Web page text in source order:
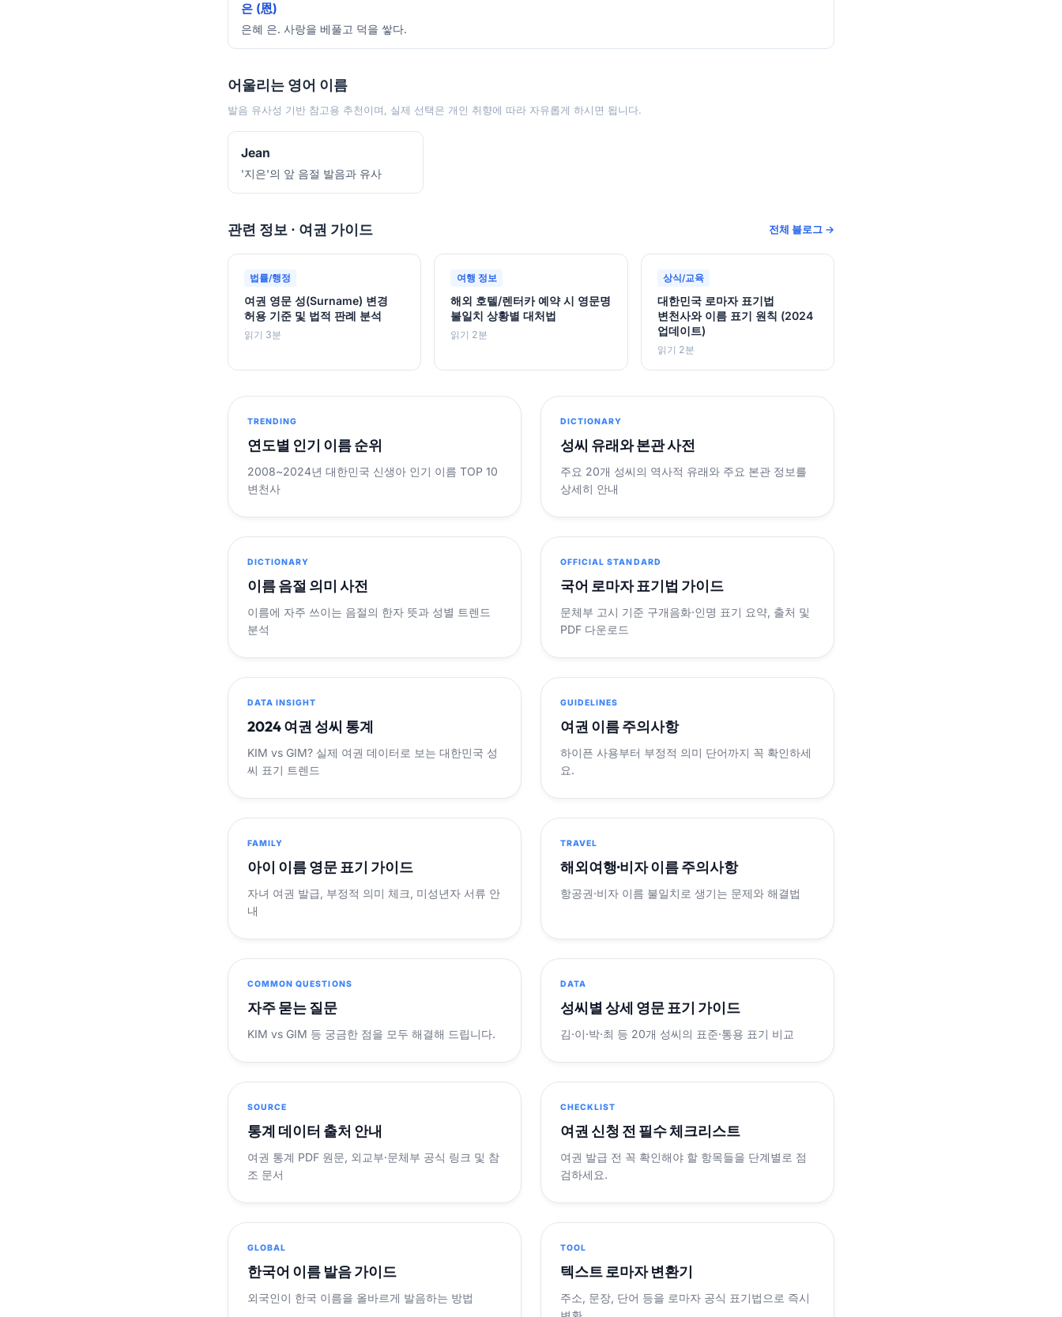
은 (恩)
은혜 은. 사랑을 베풀고 덕을 쌓다.
어울리는 영어 이름
발음 유사성 기반 참고용 추천이며, 실제 선택은 개인 취향에 따라 자유롭게 하시면 됩니다.
Jean
'지은'의 앞 음절 발음과 유사
관련 정보 · 여권 가이드 전체 블로그 →
법률/행정
여권 영문 성(Surname) 변경
허용 기준 및 법적 판례 분석
읽기 3분
여행 정보
해외 호텔/렌터카 예약 시 영문명
불일치 상황별 대처법
읽기 2분
상식/교육
대한민국 로마자 표기법
변천사와 이름 표기 원칙 (2024
업데이트)
읽기 2분
TRENDING
연도별 인기 이름 순위
2008~2024년 대한민국 신생아 인기 이름 TOP 10
변천사
DICTIONARY
성씨 유래와 본관 사전
주요 20개 성씨의 역사적 유래와 주요 본관 정보를
상세히 안내
DICTIONARY
이름 음절 의미 사전
이름에 자주 쓰이는 음절의 한자 뜻과 성별 트렌드
분석
OFFICIAL STANDARD
국어 로마자 표기법 가이드
문체부 고시 기준 구개음화·인명 표기 요약, 출처 및
PDF 다운로드
DATA INSIGHT
2024 여권 성씨 통계
KIM vs GIM? 실제 여권 데이터로 보는 대한민국 성
씨 표기 트렌드
GUIDELINES
여권 이름 주의사항
하이픈 사용부터 부정적 의미 단어까지 꼭 확인하세
요.
FAMILY
아이 이름 영문 표기 가이드
자녀 여권 발급, 부정적 의미 체크, 미성년자 서류 안
내
TRAVEL
해외여행·비자 이름 주의사항
항공권·비자 이름 불일치로 생기는 문제와 해결법
COMMON QUESTIONS
자주 묻는 질문
KIM vs GIM 등 궁금한 점을 모두 해결해 드립니다.
DATA
성씨별 상세 영문 표기 가이드
김·이·박·최 등 20개 성씨의 표준·통용 표기 비교
SOURCE
통계 데이터 출처 안내
여권 통계 PDF 원문, 외교부·문체부 공식 링크 및 참
조 문서
CHECKLIST
여권 신청 전 필수 체크리스트
여권 발급 전 꼭 확인해야 할 항목들을 단계별로 점
검하세요.
GLOBAL
한국어 이름 발음 가이드
외국인이 한국 이름을 올바르게 발음하는 방법
TOOL
텍스트 로마자 변환기
주소, 문장, 단어 등을 로마자 공식 표기법으로 즉시